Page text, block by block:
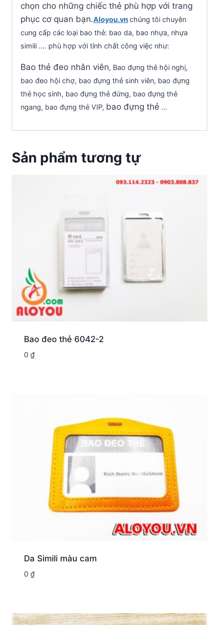
chọn cho những chiếc thẻ phù hợp với trang
phục cơ quan bạn.Aloyou.vn chúng tôi chuyên
cung cấp các loại bao thẻ: bao da, bao nhựa, nhựa
simili …. phù hợp với tính chất công việc như:
Bao thẻ đeo nhân viên, Bao đựng thẻ hội nghị,
bao đeo hội chợ, bao đựng thẻ sinh viên, bao đựng
thẻ học sinh, bao đựng thẻ đứng, bao đựng thẻ
ngang, bao đựng thẻ VIP, bao đựng thẻ …
Sản phẩm tương tự
Bao đeo thẻ 6042-2
0 ₫
Da Simili màu cam
0 ₫